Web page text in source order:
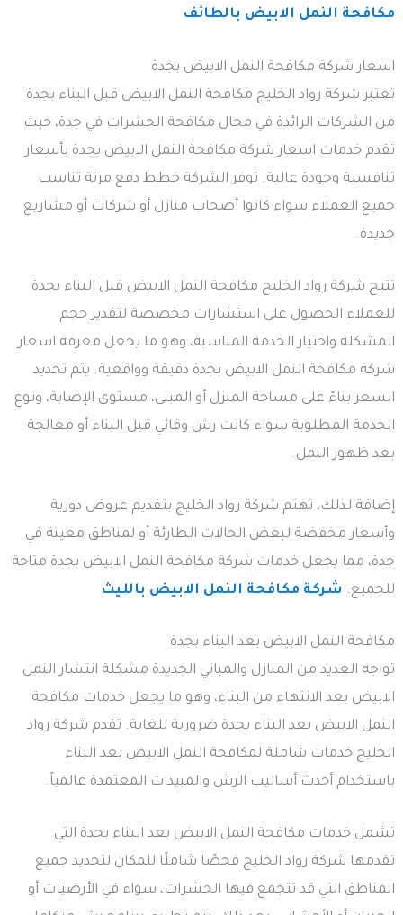
مكافحة النمل الابيض بالطائف
اسعار شركة مكافحة النمل الابيض بجدة
تعتبر شركة رواد الخليج مكافحة النمل الابيض قبل البناء بجدة
من الشركات الرائدة في مجال مكافحة الحشرات في جدة، حيث
تقدم خدمات اسعار شركة مكافحة النمل الابيض بجدة بأسعار
تنافسية وجودة عالية. توفر الشركة خطط دفع مرنة تناسب
جميع العملاء سواء كانوا أصحاب منازل أو شركات أو مشاريع
جديدة.
تتيح شركة رواد الخليج مكافحة النمل الابيض قبل البناء بجدة
للعملاء الحصول على استشارات مخصصة لتقدير حجم
المشكلة واختيار الخدمة المناسبة، وهو ما يجعل معرفة اسعار
شركة مكافحة النمل الابيض بجدة دقيقة وواقعية. يتم تحديد
السعر بناءً على مساحة المنزل أو المبنى، مستوى الإصابة، ونوع
الخدمة المطلوبة سواء كانت رش وقائي قبل البناء أو معالجة
بعد ظهور النمل.
إضافة لذلك، تهتم شركة رواد الخليج بتقديم عروض دورية
وأسعار مخفضة لبعض الحالات الطارئة أو لمناطق معينة في
جدة، مما يجعل خدمات شركة مكافحة النمل الابيض بجدة متاحة
للجميع. شركة مكافحة النمل الابيض بالليث
مكافحة النمل الابيض بعد البناء بجدة
تواجه العديد من المنازل والمباني الجديدة مشكلة انتشار النمل
الابيض بعد الانتهاء من البناء، وهو ما يجعل خدمات مكافحة
النمل الابيض بعد البناء بجدة ضرورية للغاية. تقدم شركة رواد
الخليج خدمات شاملة لمكافحة النمل الابيض بعد البناء
باستخدام أحدث أساليب الرش والمبيدات المعتمدة عالمياً.
تشمل خدمات مكافحة النمل الابيض بعد البناء بجدة التي
تقدمها شركة رواد الخليج فحصًا شاملًا للمكان لتحديد جميع
المناطق التي قد تتجمع فيها الحشرات، سواء في الأرضيات أو